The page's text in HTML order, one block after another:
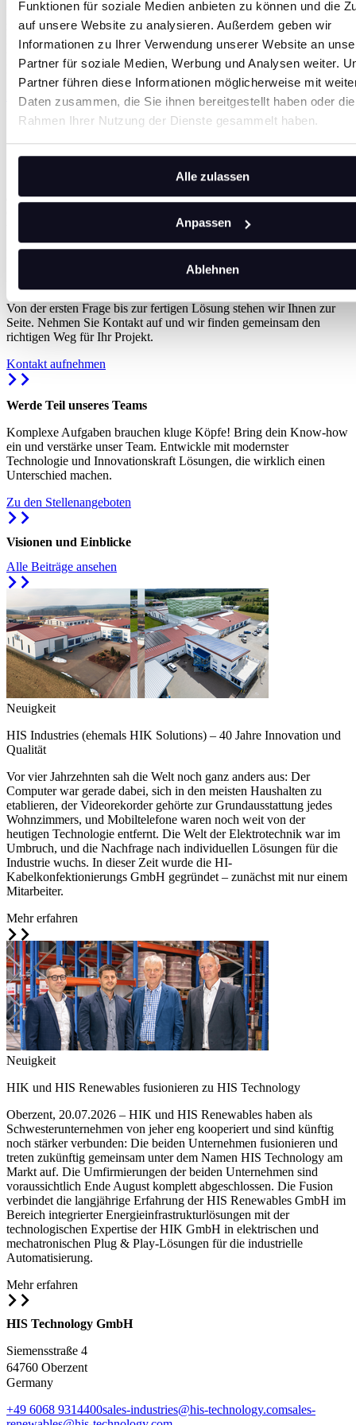
Funktionen für soziale Medien anbieten zu können und die
auf unsere Website zu analysieren. Außerdem geben wir
Informationen zu Ihrer Verwendung unserer Website an
Partner für soziale Medien, Werbung und Analysen weiter.
Partner führen diese Informationen möglicherweise mit
Daten zusammen, die Sie ihnen bereitgestellt haben oder
Rahmen Ihrer Nutzung der Dienste gesammelt haben.
Alle zulassen
Anpassen
Ablehnen
Konstruktion bis hin zur digitalen Fertigung bieten wir
maßgeschneiderte elektrische und mechatronische Plug&Play-
Lösungen. Wir fertigen Kabelkonfektionen, Schaltschranksysteme
und mehr – perfekt abgestimmt auf Ihre Prozesse und den gesamten
Produktlebenszyklus.
HIS Industries
"Wir denken in Lösungen, nicht in Einzelteilen. Deswegen
entstehen bei uns nicht nur Produkte mit höchstem
Felix Bödigheimer–Vertrieb
Von der ersten Frage bis zur fertigen Lösung stehen wir Ihnen zur
Seite. Nehmen Sie Kontakt auf und wir finden gemeinsam den
richtigen Weg für Ihr Projekt.
Kontakt aufnehmen
Werde Teil unseres Teams
Komplexe Aufgaben brauchen kluge Köpfe! Bring dein Know-how
ein und verstärke unser Team. Entwickle mit modernster
Technologie und Innovationskraft Lösungen, die wirklich einen
Unterschied machen.
Zu den Stellenangeboten
Visionen und Einblicke
Alle Beiträge ansehen
Neuigkeit
HIS Industries (ehemals HIK Solutions) – 40 Jahre Innovation und
Qualität
Vor vier Jahrzehnten sah die Welt noch ganz anders aus: Der
Computer war gerade dabei, sich in den meisten Haushalten zu
etablieren, der Videorekorder gehörte zur Grundausstattung jedes
Wohnzimmers, und Mobiltelefone waren noch weit von der
heutigen Technologie entfernt. Die Welt der Elektrotechnik war im
Umbruch, und die Nachfrage nach individuellen Lösungen für die
Industrie wuchs. In dieser Zeit wurde die HI-
Kabelkonfektionierungs GmbH gegründet – zunächst mit nur einem
Mitarbeiter.
Mehr erfahren
Neuigkeit
HIK und HIS Renewables fusionieren zu HIS Technology
Oberzent, 20.07.2026 – HIK und HIS Renewables haben als
Schwesterunternehmen von jeher eng kooperiert und sind künftig
noch stärker verbunden: Die beiden Unternehmen fusionieren und
treten zukünftig gemeinsam unter dem Namen HIS Technology am
Markt auf. Die Umfirmierungen der beiden Unternehmen sind
voraussichtlich Ende August komplett abgeschlossen. Die Fusion
verbindet die langjährige Erfahrung der HIS Renewables GmbH im
Bereich integrierter Energieinfrastrukturlösungen mit der
technologischen Expertise der HIK GmbH in elektrischen und
mechatronischen Plug & Play-Lösungen für die industrielle
Automatisierung.
Mehr erfahren
HIS Technology GmbH
Siemensstraße 4
64760 Oberzent
Germany
+49 6068 9314400sales-industries@his-technology.comsales-